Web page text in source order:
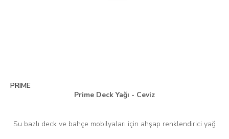
PRIME
Prime Deck Yağı - Ceviz
Su bazlı deck ve bahçe mobilyaları için ahşap renklendirici yağ